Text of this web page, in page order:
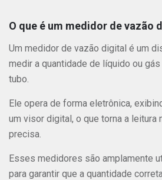
O que é um medidor de vazão
Um medidor de vazão digital é um
medir a quantidade de líquido ou
tubo.
Ele opera de forma eletrônica,
um visor digital, o que torna a leitura
precisa.
Esses medidores são amplamente
para garantir que a quantidade